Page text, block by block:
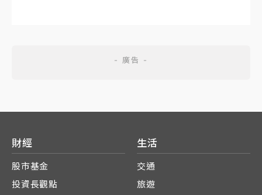
財經
股市基金
投資長觀點
生活
交通
旅遊